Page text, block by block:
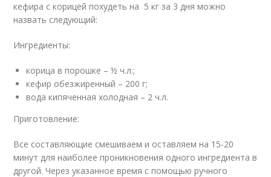
кефира с корицей похудеть на 5 кг за 3 дня можно
назвать следующий:
Ингредиенты:
корица в порошке – ½ ч.л.;
кефир обезжиренный – 200 г;
вода кипяченная холодная – 2 ч.л.
Приготовление:
Все составляющие смешиваем и оставляем на 15-20
минут для наиболее проникновения одного ингредиента в
другой. Через указанное время с помощью ручного